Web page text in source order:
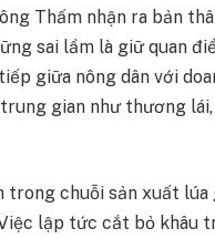
Thấm nhận ra bản
sai lầm là giữ quan
giữa nông dân với
gian như thương lái,
trong chuỗi sản xuất lúa
lập tức cắt bỏ khâu